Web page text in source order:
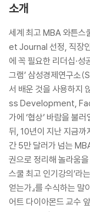
소개
세계 최고 MBA 와튼스
et Journal 선정, 직장
에 꼭 필요한 리더십·
그램’ 삼성경제연구소
서 배운 것을 사용하
ss Development,
가에 ‘협상’ 바람을 불
뒤, 10년이 지난 지금까
간 5만 달러가 넘는
권으로 정리해 놀라움
스쿨 최고 인기강의’라
얻는가』를 수식하는 말
어트 다이아몬드 교수